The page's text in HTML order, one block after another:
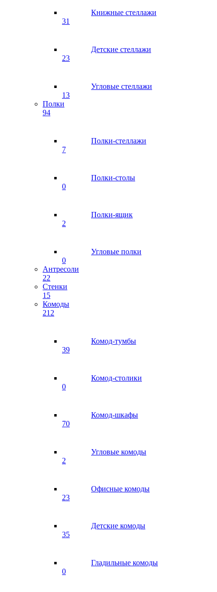
Книжные стеллажи
31
Детские стеллажи
23
Угловые стеллажи
13
Полки
94
Полки-стеллажи
7
Полки-столы
0
Полки-ящик
2
Угловые полки
0
Антресоли
22
Стенки
15
Комоды
212
Комод-тумбы
39
Комод-столики
0
Комод-шкафы
70
Угловые комоды
2
Офисные комоды
23
Детские комоды
35
Гладильные комоды
0